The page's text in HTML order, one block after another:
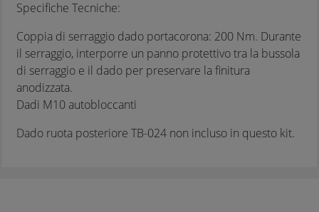
Specifiche Tecniche:
Coppia di serraggio dado portacorona: 200 Nm. Durante
il serraggio, interporre un panno protettivo tra la bussola
di serraggio e il dado per preservare la finitura
anodizzata.
Dadi M10 autobloccanti
Dado ruota posteriore TB-024 non incluso in questo kit.